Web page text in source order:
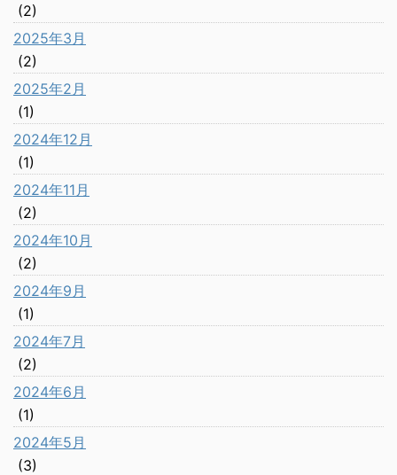
(2)
2025年3月
(2)
2025年2月
(1)
2024年12月
(1)
2024年11月
(2)
2024年10月
(2)
2024年9月
(1)
2024年7月
(2)
2024年6月
(1)
2024年5月
(3)